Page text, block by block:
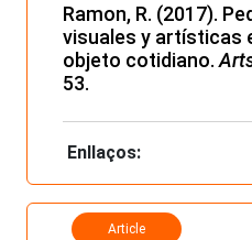
Ramon, R. (2017).
visuales y artísticas
objeto cotidiano.
53.
Enllaços:
Article